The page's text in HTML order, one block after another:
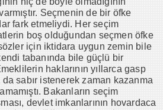
Seçmenin de bir öfke
fark etmeliydi. Her seçim
boş olduğundan seçmen öfke
için iktidara uygun zemin bile
tabanında bile güçlü bir
haklarının yıllarca gasp
sabır istenerek zaman kazanma
Bakanların seçim
devlet imkanlarının hovardaca